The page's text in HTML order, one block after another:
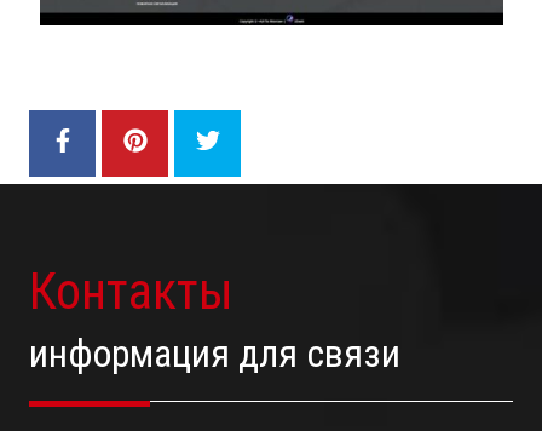
Контакты
информация для связи